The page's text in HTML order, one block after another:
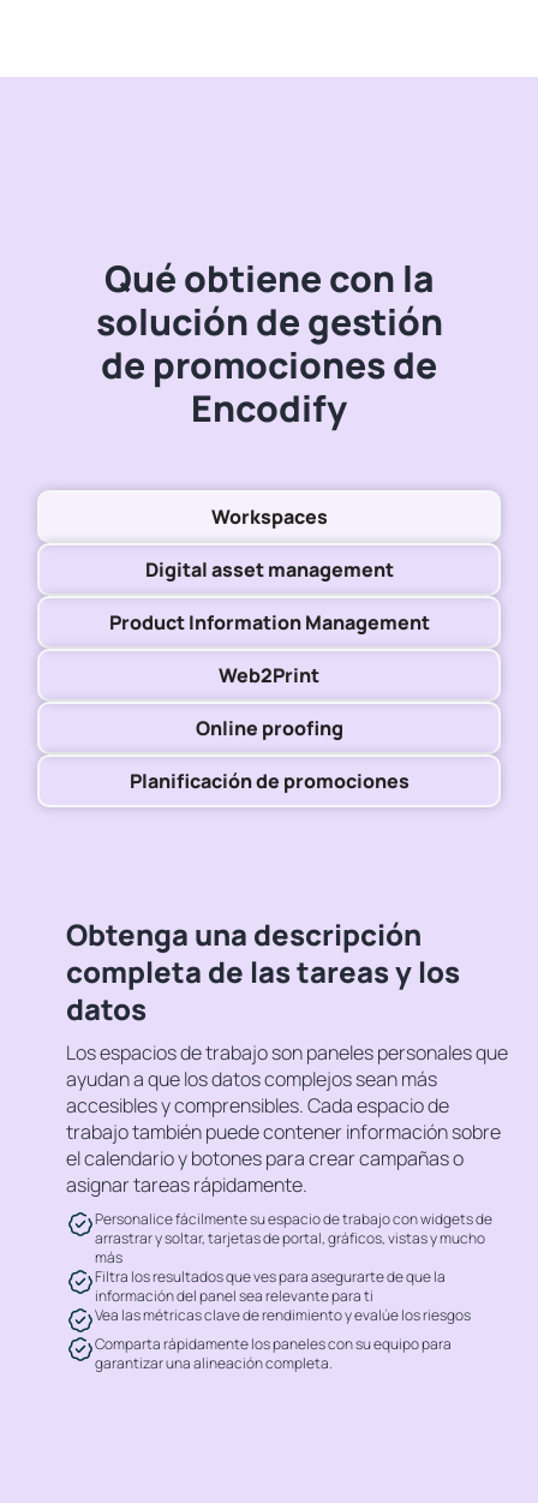
Qué obtiene con la
solución de gestión
de promociones de
Encodify
Workspaces
Digital asset management
Product Information Management
Web2Print
Online proofing
Planificación de promociones
Obtenga una descripción
completa de las tareas y los
datos
Los espacios de trabajo son paneles personales que
ayudan a que los datos complejos sean más
accesibles y comprensibles. Cada espacio de
trabajo también puede contener información sobre
el calendario y botones para crear campañas o
asignar tareas rápidamente.
Personalice fácilmente su espacio de trabajo con widgets de
arrastrar y soltar, tarjetas de portal, gráficos, vistas y mucho
más
Filtra los resultados que ves para asegurarte de que la
información del panel sea relevante para ti
Vea las métricas clave de rendimiento y evalúe los riesgos
Comparta rápidamente los paneles con su equipo para
garantizar una alineación completa.